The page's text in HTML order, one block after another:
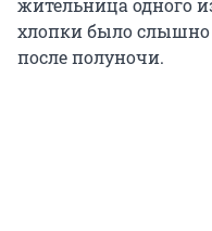
жительница одного
хлопки было слышно
после полуночи.